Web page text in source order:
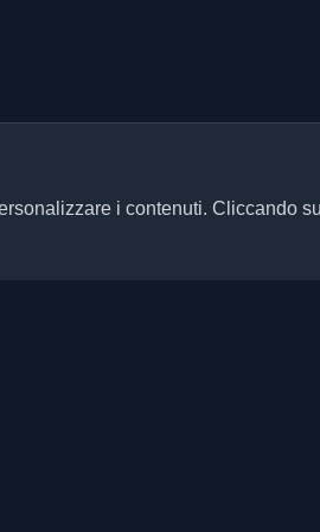
i contenuti. Cliccando